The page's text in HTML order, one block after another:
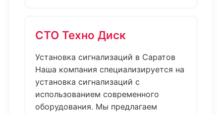
СТО Техно Диск
Установка сигнализаций в Саратов
Наша компания специализируется на
установка сигнализаций с
использованием современного
оборудования. Мы предлагаем